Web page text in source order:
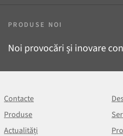
PRODUSE NOI
Noi provocări și inovare
Contacte
Produse
Actualități